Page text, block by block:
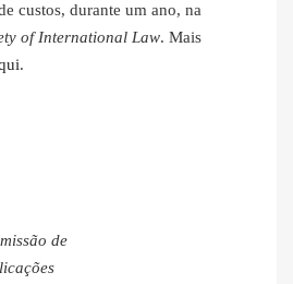
custos, durante um ano, na
of International Law. Mais
.
de